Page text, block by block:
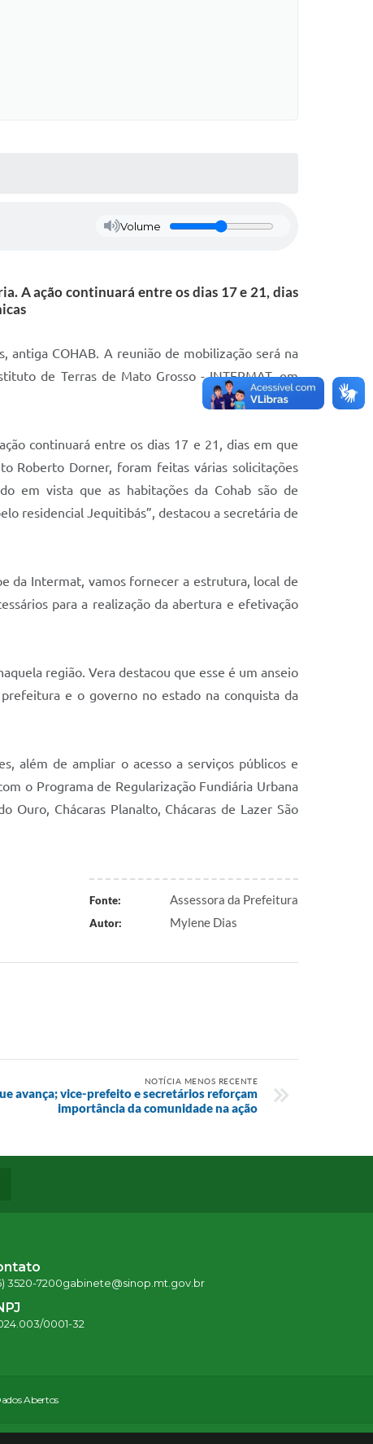
Volume
A ação continuará entre os dias 17 e 21, dias
antiga COHAB. A reunião de mobilização será na
de Terras de Mato Grosso - INTERMAT, em
continuará entre os dias 17 e 21, dias em que
Roberto Dorner, foram feitas várias solicitações
em vista que as habitações da Cohab são de
residencial Jequitibás”, destacou a secretária de
da Intermat, vamos fornecer a estrutura, local de
para a realização da abertura e efetivação
região. Vera destacou que esse é um anseio
e o governo no estado na conquista da
além de ampliar o acesso a serviços públicos e
o Programa de Regularização Fundiária Urbana
Chácaras Planalto, Chácaras de Lazer São
Fonte: Assessora da Prefeitura
Autor: Mylene Dias
NOTÍCIA MENOS RECENTE
avança; vice-prefeito e secretários reforçam
importância da comunidade na ação
3520-7200gabinete@sinop.mt.gov.br
0001-32
Abertos